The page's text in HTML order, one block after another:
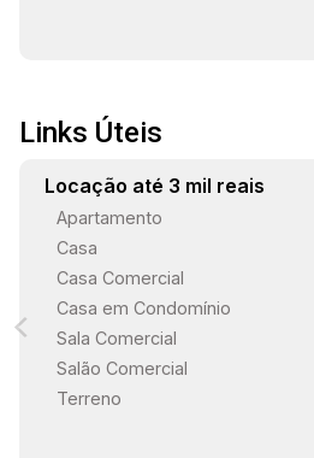
Links Úteis
Locação até 3 mil reais
Apartamento
Casa
Casa Comercial
Casa em Condomínio
Sala Comercial
Salão Comercial
Terreno